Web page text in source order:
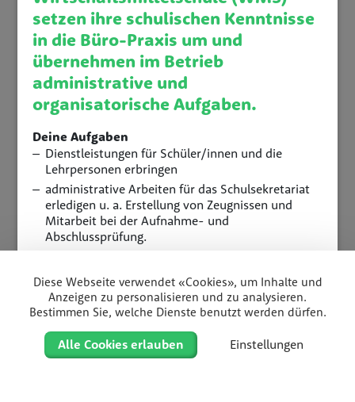
setzen ihre schulischen Kenntnisse
in die Büro-Praxis um und
übernehmen im Betrieb
administrative und
organisatorische Aufgaben.
Deine Aufgaben
Dienstleistungen für Schüler/innen und die
Lehrpersonen erbringen
administrative Arbeiten für das Schulsekretariat
erledigen u. a. Erstellung von Zeugnissen und
Mitarbeit bei der Aufnahme- und
Abschlussprüfung.
Briefe, Berichte und Protokolle schreiben
Termine und Anlässe planen und organisieren
Hinweis
Bewerbungen von WML-Schülern am FMZ Luzern
Diese Webseite verwendet «Cookies», um Inhalte und
Anzeigen zu personalisieren und zu analysieren.
Bestimmen Sie, welche Dienste benutzt werden dürfen.
Alle Cookies erlauben Einstellungen